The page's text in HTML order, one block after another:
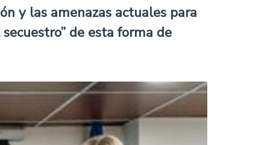
y las amenazas actuales para
de esta forma de